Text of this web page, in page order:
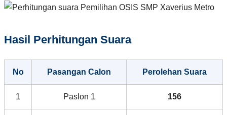
Hasil Perhitungan Suara
No Pasangan Calon Perolehan Suara
1 Paslon 1 156